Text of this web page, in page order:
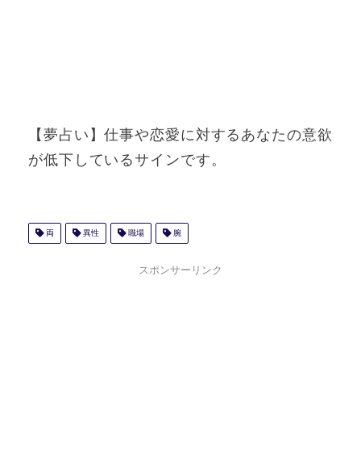
【夢占い】仕事や恋愛に対するあなたの意欲
が低下しているサインです。
両 異性 職場 腕
スポンサーリンク